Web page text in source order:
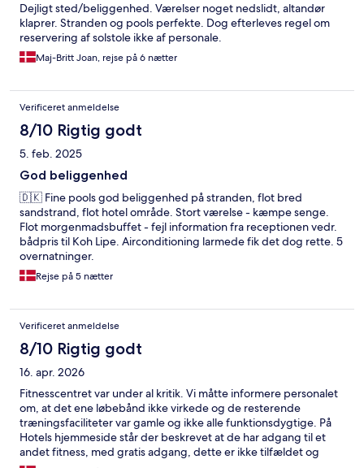
Dejligt sted/beliggenhed. Værelser noget nedslidt, altandør
klaprer. Stranden og pools perfekte. Dog efterleves regel om
reservering af solstole ikke af personale.
Maj-Britt Joan, rejse på 6 nætter
Verificeret anmeldelse
8/10 Rigtig godt
5. feb. 2025
God beliggenhed
🇩🇰 Fine pools god beliggenhed på stranden, flot bred
sandstrand, flot hotel område. Stort værelse - kæmpe senge.
Flot morgenmadsbuffet - fejl information fra receptionen vedr.
bådpris til Koh Lipe. Airconditioning larmede fik det dog rette. 5
overnatninger.
Rejse på 5 nætter
Verificeret anmeldelse
8/10 Rigtig godt
16. apr. 2026
Fitnesscentret var under al kritik. Vi måtte informere personalet
om, at det ene løbebånd ikke virkede og de resterende
træningsfaciliteter var gamle og ikke alle funktionsdygtige. På
Hotels hjemmeside står der beskrevet at de har adgang til et
andet fitness, med gratis adgang, dette er ikke tilfældet og